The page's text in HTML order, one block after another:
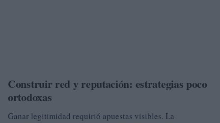
Construir red y reputación: estrategias poco
ortodoxas
Ganar legitimidad requirió apuestas visibles. La